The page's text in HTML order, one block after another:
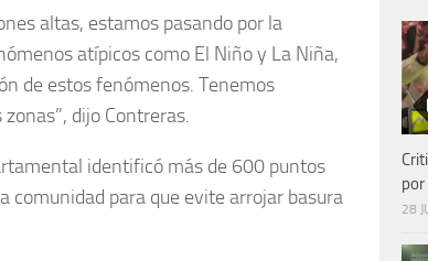
altas, estamos pasando por la
atípicos como El Niño y La Niña,
de estos fenómenos. Tenemos
dijo Contreras.
identificó más de 600 puntos
comunidad para que evite arrojar basura
28